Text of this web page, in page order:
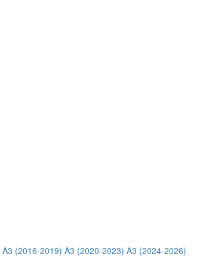
A3 (2016-2019) A3 (2020-2023) A3 (2024-2026)